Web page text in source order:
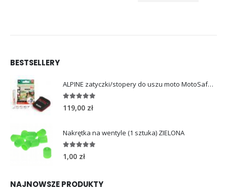
BESTSELLERY
ALPINE zatyczki/stopery do uszu moto MotoSafe Pro
4.96out of 5
119,00 zł
Nakrętka na wentyle (1 sztuka) ZIELONA
5.00 out of 5
1,00 zł
NAJNOWSZE PRODUKTY